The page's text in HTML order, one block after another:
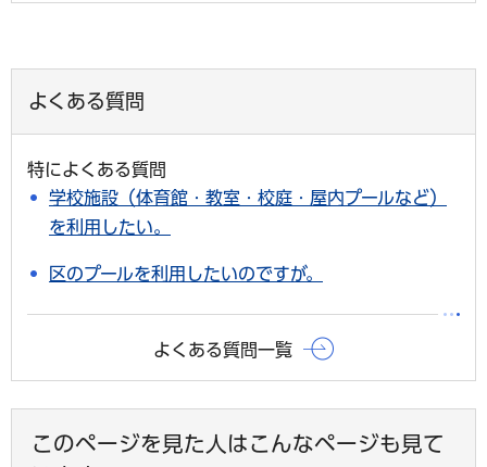
よくある質問
特によくある質問
学校施設（体育館・教室・校庭・屋内プールなど）
を利用したい。
区のプールを利用したいのですが。
よくある質問一覧
このページを見た人はこんなページも見て